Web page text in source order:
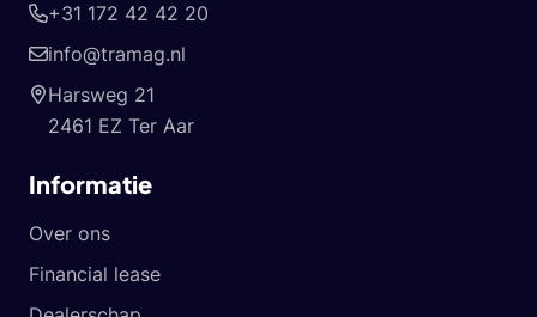
+31 172 42 42 20
info@tramag.nl
Harsweg 21
2461 EZ Ter Aar
Informatie
Over ons
Financial lease